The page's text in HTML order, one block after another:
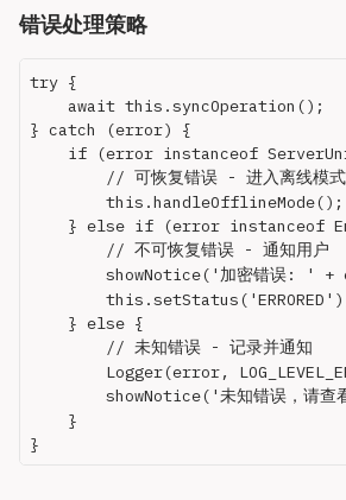
错误处理策略
try {
    await this.syncOperation();
} catch (error) {
if (error instanceof
        // 可恢复错误 - 进入离线模式
        this.handleOfflineMode();
} else if (error instanceof
        // 不可恢复错误 - 通知用户
showNotice('加密错误: ' +
    } else {
        // 未知错误 - 记录并通知
Logger(error,
showNotice('未知错误，请查
    }